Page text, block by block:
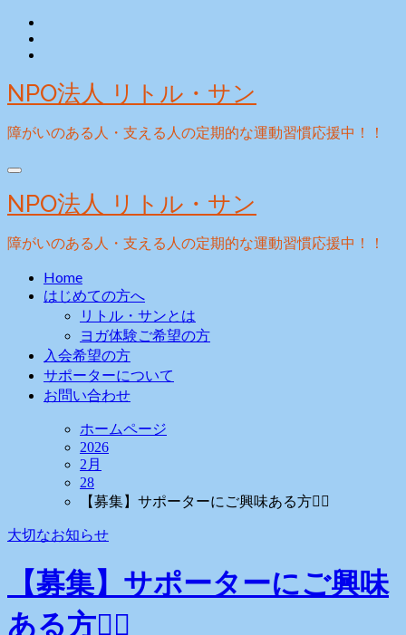
Skip
content
NPO法人 リトル・サン
障がいのある人・支える人の定期的な運動習慣応援中！！
NPO法人 リトル・サン
障がいのある人・支える人の定期的な運動習慣応援中！！
Home
はじめての方へ
リトル・サンとは
ヨガ体験ご希望の方
入会希望の方
サポーターについて
お問い合わせ
ホームページ
2026
2月
28
【募集】サポーターにご興味ある方🧘‍♀️
大切なお知らせ
【募集】サポーターにご興味
ある方🧘‍♀️